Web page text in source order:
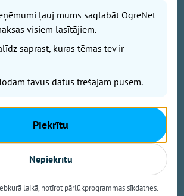
būs iespēja bez maksas izmēģināt
āra trenažierus.
mēs dodas iespēju jebkuram
un izmēģināt visus šos produktus
pašvaldības domes
Jānis Iklāvs.
priekšrocība – iespējams regulēt
treniņš ir tikpat pilnvērtīgs kā
zālē.
ļauj mums saglabāt OgreNet
visiem lasītājiem.
saprast, kuras tēmas tev ir
tavus datus trešajām pusēm.
Piekrītu
Nepiekrītu
laikā, notīrot pārlūkprogrammas sīkdatnes.